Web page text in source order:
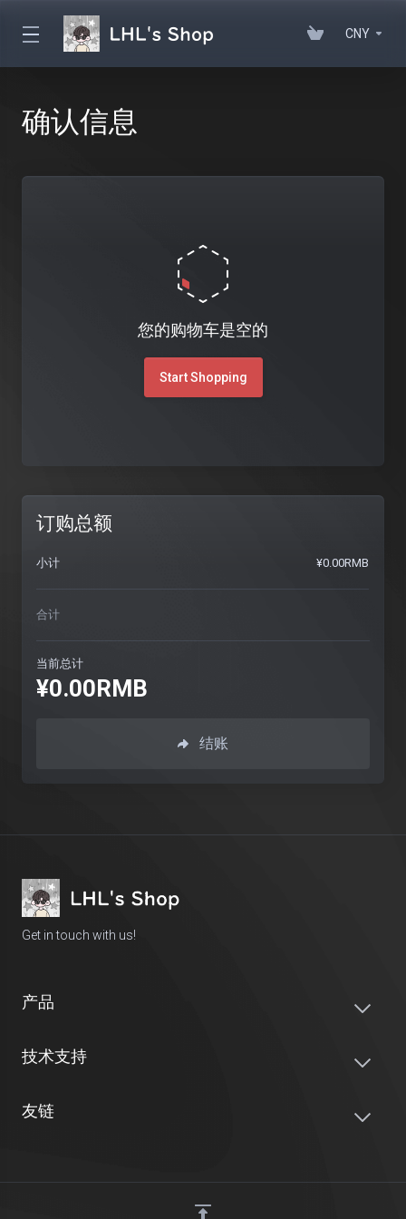
CNY
确认信息
您的购物车是空的
Start Shopping
订购总额
小计 ¥0.00RMB
合计
当前总计
¥0.00RMB
结账
Get in touch with us!
产品
技术支持
友链